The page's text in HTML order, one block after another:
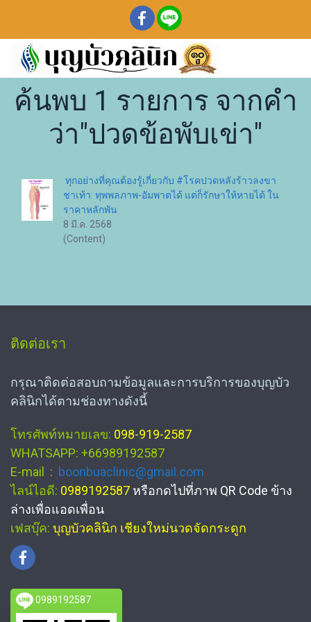
ค้นพบ 1 รายการ จากคำ
ว่า"ปวดข้อพับเข่า"
ทุกอย่างที่คุณต้องรู้เกี่ยวกับ #โรคปวดหลังร้าวลงขา
ชาเท้า: ทุพพลภาพ-อัมพาตได้ แต่ก็รักษาให้หายได้ ใน
ราคาหลักพัน
8 มี.ค. 2568
(Content)
ติดต่อเรา
กรุณาติดต่อสอบถามข้อมูลและการบริการของบุญบัว
คลินิกได้ตามช่องทางดังนี้
โทรศัพท์หมายเลข: 098-919-2587
WHATSAPP: +66989192587
E-mail : boonbuaclinic@gmail.com
ไลน์ไอดี: 0989192587 หรือกดไปที่ภาพ QR Code ข้าง
ล่างเพื่อแอดเพื่อน
เฟสบุ๊ค: บุญบัวคลินิก เชียงใหม่นวดจัดกระดูก
0989192587